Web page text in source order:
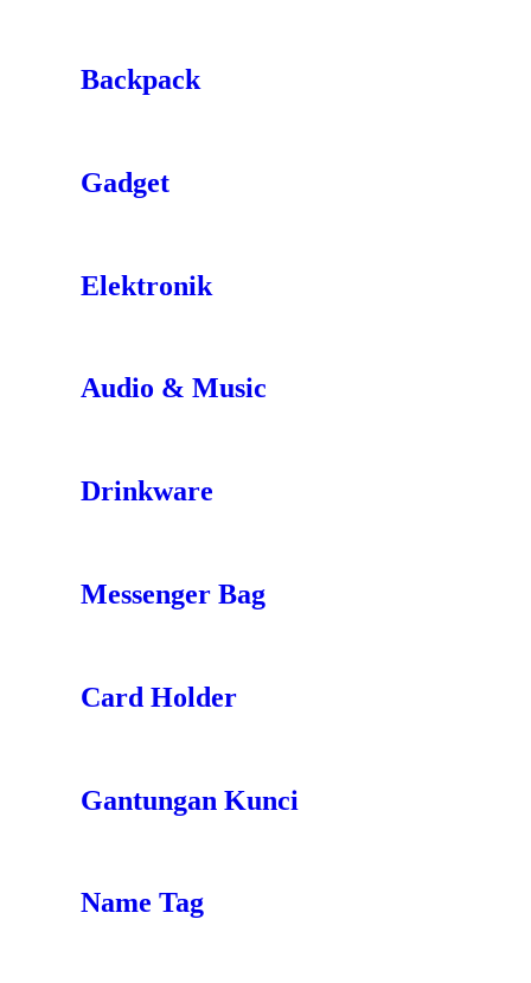
Backpack
Gadget
Elektronik
Audio & Music
Drinkware
Messenger Bag
Card Holder
Gantungan Kunci
Name Tag